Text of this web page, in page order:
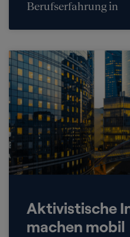
Berufserfahrung in
Aktivistische
machen mobil